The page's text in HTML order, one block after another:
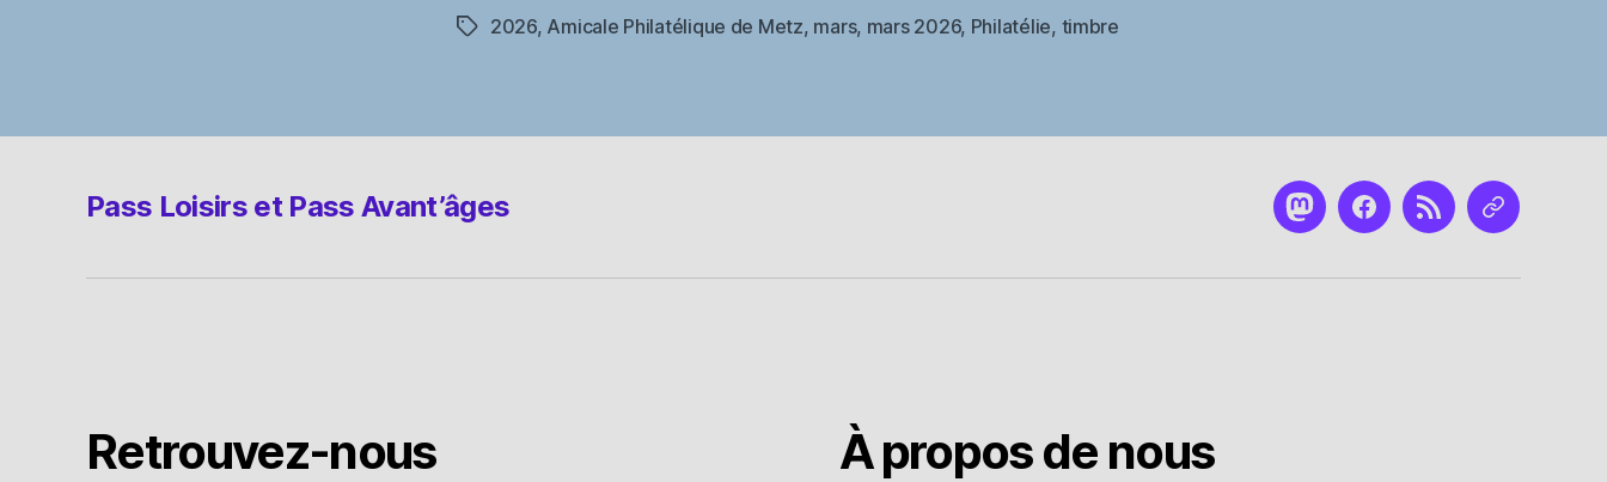
Étiquettes
2026, Amicale Philatélique de Metz, mars, mars 2026, Philatélie, timbre
Pass Loisirs et Pass Avant’âges MastodonFacebook
RSS
Nous
Retrouvez-nous À propos de nous